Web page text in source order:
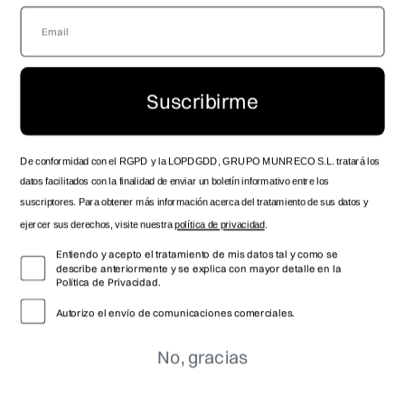
AÑADIR AL CARRITO
acero con cronógrafo
103,50€ 115,00€
AL
acero ip dorado y
125,10€
AÑADIR AL CARRITO
reloj de hombre heat 3
agujas de acero
80,10€ 89,00€
-10%
Suscribirme
De conformidad con el RGPD y la LOPDGDD, GRUPO MUNRECO S.L. tratará los
datos facilitados con la finalidad de enviar un boletín informativo entre los
suscriptores. Para obtener más información acerca del tratamiento de sus datos y
ejercer sus derechos, visite nuestrapolítica de privacidad.
Entiendo y acepto el tratamiento de mis datos tal y como se
describe anteriormente y se explica con mayor detalle en la
Política de Privacidad.
Autorizo el envío de comunicaciones comerciales.
No, gracias